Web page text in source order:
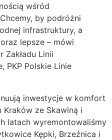
wśród
by podróżni
infrastruktury, a
lepsze – mówi
Zakładu Linii
PKP Polskie Linie
inwestycje w komfort
Kraków ze Skawiną i
latach wyremontowaliśmy
Kępki, Brzeźnica i